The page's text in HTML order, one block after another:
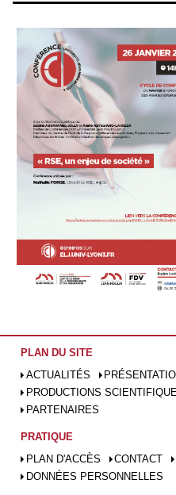
PLAN DU SITE
ACTUALITÉS
PRODUCTIONS
PARTENAIRES
PRATIQUE
PLAN D'ACCÈS
CONTACT
DONNÉES PERSONNELLES